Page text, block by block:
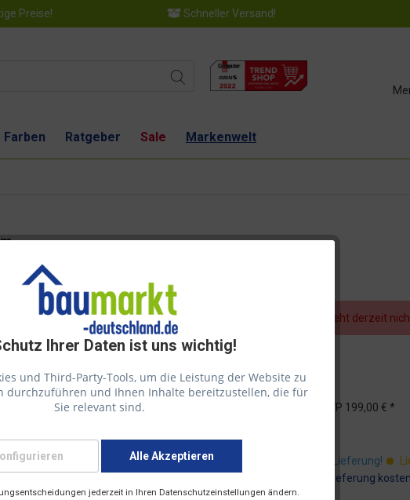
Preise! Schneller Versand!
Farben Ratgeber Sale Markenwelt
Ihrer Daten ist uns wichtig!
und Third-Party-Tools, um die Leistung der Website zu
durchzuführen und Ihnen Inhalte bereitzustellen, die für
Sie relevant sind.
Alle Akzeptieren
jederzeit in Ihren Datenschutzeinstellungen ändern.
Dieser Artikel steht derzeit
UVP 199,00 € *
Versandkostenfreie Lieferung!
Speditionslieferung